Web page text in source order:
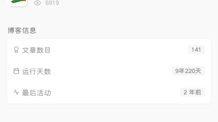
6919
博客信息
141
文章数目
9年220天
运行天数
2 年前
最后活动